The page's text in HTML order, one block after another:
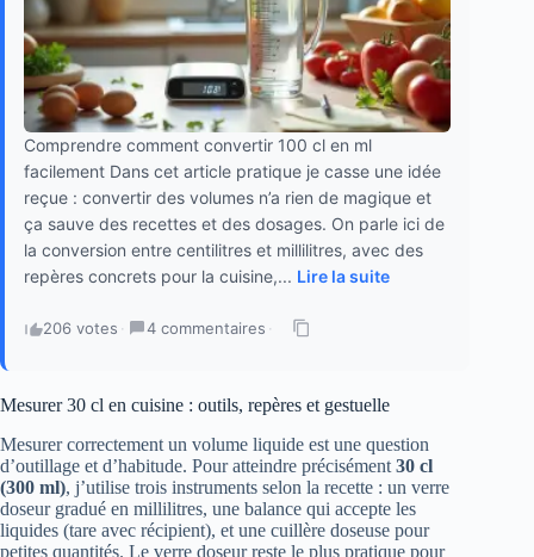
Comprendre comment convertir 100 cl en ml
facilement Dans cet article pratique je casse une idée
reçue : convertir des volumes n’a rien de magique et
ça sauve des recettes et des dosages. On parle ici de
la conversion entre centilitres et millilitres, avec des
repères concrets pour la cuisine,... Lire la suite
206 votes · 4 commentaires ·
Mesurer 30 cl en cuisine : outils, repères et gestuelle
Mesurer correctement un volume liquide est une question
d’outillage et d’habitude. Pour atteindre précisément 30 cl
(300 ml), j’utilise trois instruments selon la recette : un verre
doseur gradué en millilitres, une balance qui accepte les
liquides (tare avec récipient), et une cuillère doseuse pour
petites quantités. Le verre doseur reste le plus pratique pour